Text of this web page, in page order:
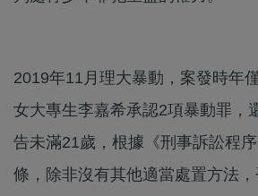
2019年11月理大暴動，案發時年
女大專生李嘉希承認2項暴動罪，
告未滿21歲，根據《刑事訴訟程
條，除非沒有其他適當處置方法